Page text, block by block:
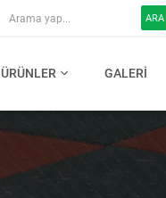
ARA
ÜRÜNLER GALERI